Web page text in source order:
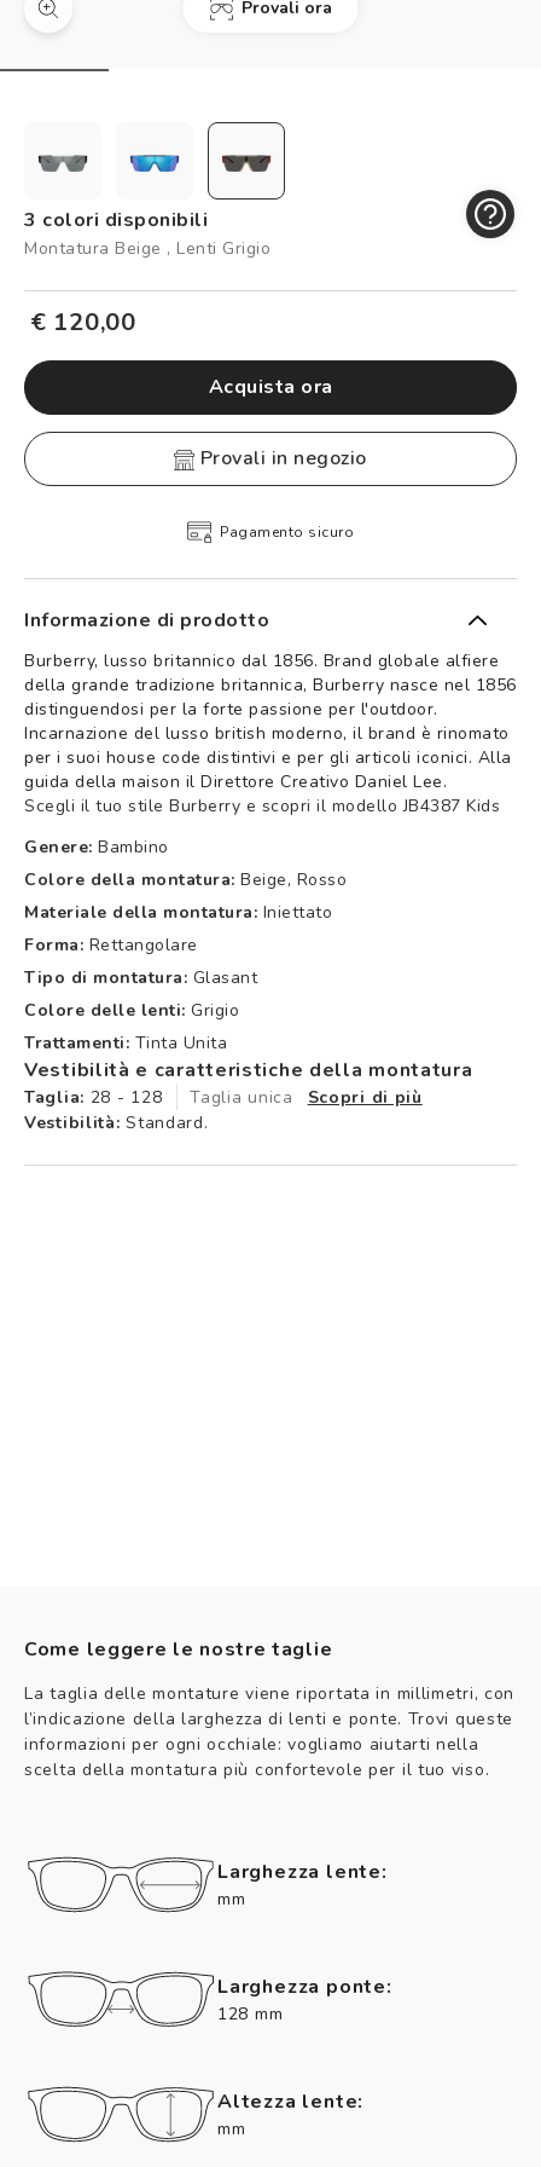
Prenota un test della vista gratuito
Controllo visivo
Carta fedeltà
Provali ora
3 colori disponibili
Montatura Beige , Lenti Grigio
€ 120,00
Acquista ora
provali in negozio
Pagamento sicuro
Informazione di prodotto
Burberry, lusso britannico dal 1856. Brand globale alfiere
della grande tradizione britannica, Burberry nasce nel 1856
distinguendosi per la forte passione per l'outdoor.
Incarnazione del lusso british moderno, il brand è rinomato
per i suoi house code distintivi e per gli articoli iconici. Alla
guida della maison il Direttore Creativo Daniel Lee.
Scegli il tuo stile Burberry e scopri il modello JB4387 Kids
Genere: Bambino
Colore della montatura: Beige, Rosso
Materiale della montatura: Iniettato
Forma: Rettangolare
Tipo di montatura: Glasant
Colore delle lenti: Grigio
Trattamenti: Tinta Unita
Vestibilità e caratteristiche della montatura
Taglia: 28 - 128 Taglia unica
Scopri di più
Vestibilità: Standard.
Come leggere le nostre taglie
La taglia delle montature viene riportata in millimetri, con
l’indicazione della larghezza di lenti e ponte. Trovi queste
informazioni per ogni occhiale: vogliamo aiutarti nella
scelta della montatura più confortevole per il tuo viso.
Larghezza lente:
mm
Larghezza ponte:
128 mm
Altezza lente:
mm